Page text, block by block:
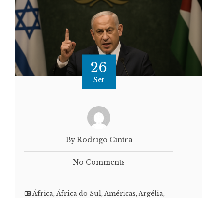
26
Set
By Rodrigo Cintra
No Comments
África, África do Sul, Américas, Argélia,